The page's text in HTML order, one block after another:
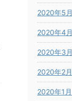
2020年5月
2020年4月
2020年3月
2020年2月
2020年1月